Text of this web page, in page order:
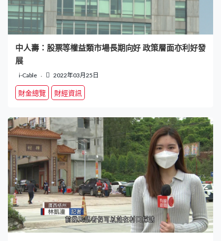
中人壽：股票等權益類市場長期向好 政策層面亦利好發
展
i-Cable 2022年03月25日
財金總覽 財經資訊